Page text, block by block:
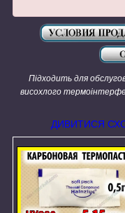
Підходить для
висохлого
ДИВИТИСЯ